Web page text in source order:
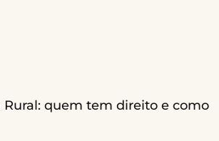
Rural: quem tem direito e como